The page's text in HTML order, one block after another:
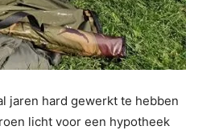
jaren hard gewerkt te hebben
licht voor een hypotheek